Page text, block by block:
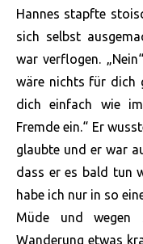
Hannes stapfte
sich selbst
war verflogen.
wäre nichts für dich
dich einfach wie
Fremde ein.“ Er
glaubte und er war
dass er es bald tun
habe ich nur in so
Müde und wegen
Wanderung etwas